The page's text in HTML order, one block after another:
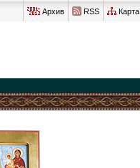
Архив RSS